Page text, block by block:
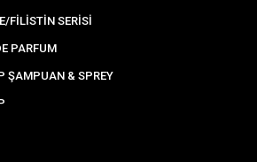
FİLİSTİN SERİSİ
PARFUM
ŞAMPUAN & SPREY